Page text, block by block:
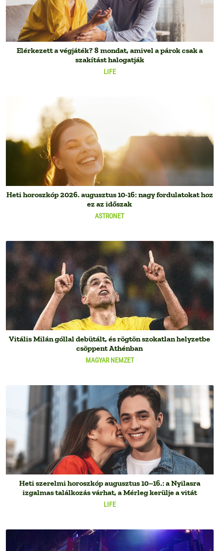
LIFE
Elérkezett a végjáték? 8 mondat, amivel a párok csak a
szakítást halogatják
ASTRONET
Heti horoszkóp 2026. augusztus 10-16: nagy fordulatokat hoz
ez az időszak
MAGYAR NEMZET
Vitális Milán góllal debütált, és rögtön szokatlan helyzetbe
csöppent Athénban
LIFE
Heti szerelmi horoszkóp augusztus 10–16.: a Nyilasra
izgalmas találkozás várhat, a Mérleg kerülje a vitát